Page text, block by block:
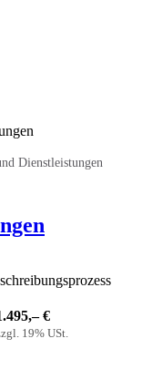
Dienstleistungen
€
19% USt.